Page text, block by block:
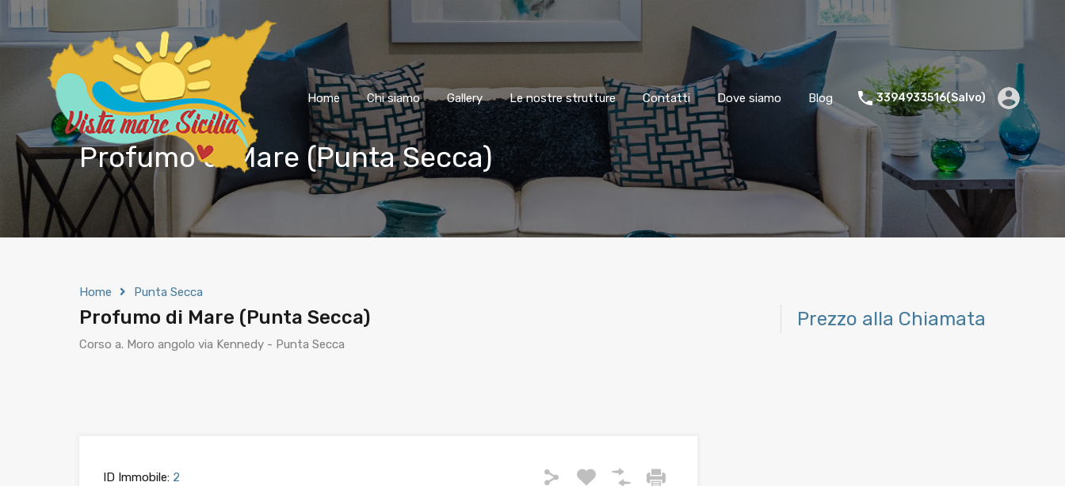
Home Chi siamo Gallery Le nostre strutture Contatti Dove siamo Blog 3394933516(Salvo)
Profumo di Mare (Punta Secca)
Home Punta Secca
Profumo di Mare (Punta Secca)
Corso a. Moro angolo via Kennedy - Punta Secca
Prezzo alla Chiamata
ID Immobile: 2